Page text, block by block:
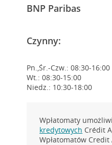
BNP Paribas
Czynny:
Pn.,Śr.-Czw.: 08:30-16:00
Wt.: 08:30-15:00
Niedz.: 10:30-18:00
Wpłatomaty
kredytowych Crédit
Wpłatomatów